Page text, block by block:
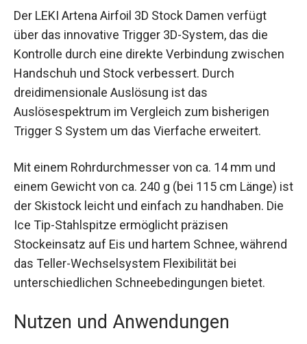
Details
Der LEKI Artena Airfoil 3D Stock Damen verfügt
über das innovative Trigger 3D-System, das die
Kontrolle durch eine direkte Verbindung
zwischen Handschuh und Stock verbessert.
Durch dreidimensionale Auslösung ist das
Auslösespektrum im Vergleich zum bisherigen
Trigger S System um das Vierfache erweitert.
Mit einem Rohrdurchmesser von ca. 14 mm und
einem Gewicht von ca. 240 g (bei 115 cm Länge)
ist der Skistock leicht und einfach zu handhaben.
Die Ice Tip-Stahlspitze ermöglicht präzisen
Stockeinsatz auf Eis und hartem Schnee,
während das Teller-Wechselsystem Flexibilität
bei unterschiedlichen Schneebedingungen